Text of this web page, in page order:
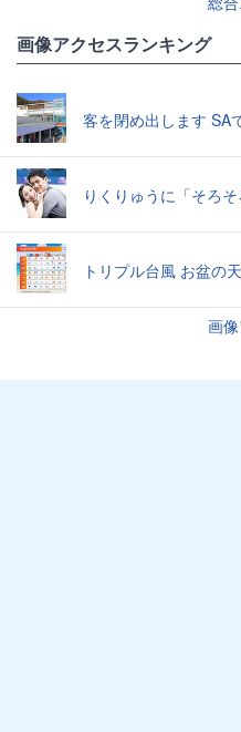
画像アクセスランキング
客を閉め出します SA
りくりゅうに「そろそ
トリプル台風 お盆の
画